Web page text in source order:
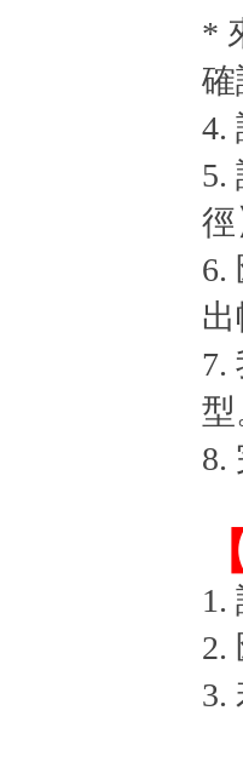
*
確
4.
5.
徑
6.
7.
型
8.
1.
2.
3.